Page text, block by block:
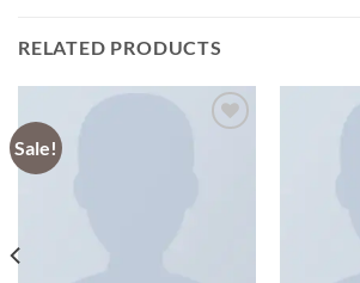
RELATED PRODUCTS
Sale!